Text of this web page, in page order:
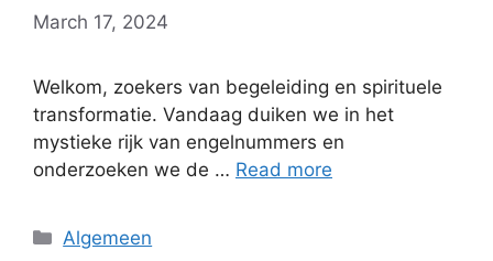
March 17, 2024
Welkom, zoekers van begeleiding en spirituele
transformatie. Vandaag duiken we in het
mystieke rijk van engelnummers en
onderzoeken we de … Read more
Categories
Algemeen